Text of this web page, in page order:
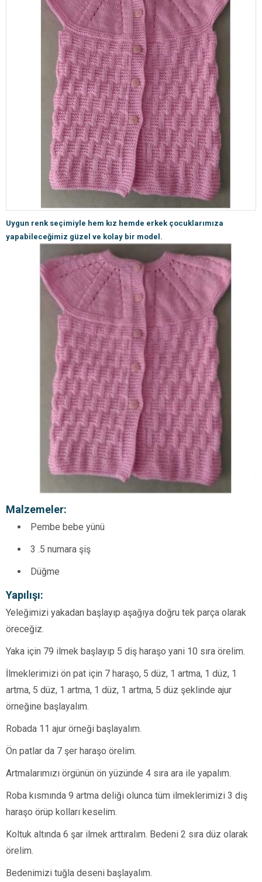
Uygun renk seçimiyle hem kız hemde erkek çocuklarımıza
yapabileceğimiz güzel ve kolay bir model.
Malzemeler:
Pembe bebe yünü
3 .5 numara şiş
Düğme
Yapılışı:
Yeleğimizi yakadan başlayıp aşağıya doğru tek parça olarak
öreceğiz.
Yaka için 79 ilmek başlayıp 5 diş haraşo yani 10 sıra örelim.
İlmeklerimizi ön pat için 7 haraşo, 5 düz, 1 artma, 1 düz, 1
artma, 5 düz, 1 artma, 1 düz, 1 artma, 5 düz şeklinde ajur
örneğine başlayalım.
Robada 11 ajur örneği başlayalım.
Ön patlar da 7 şer haraşo örelim.
Artmalarımızı örgünün ön yüzünde 4 sıra ara ile yapalım.
Roba kısmında 9 artma deliği olunca tüm ilmeklerimizi 3 diş
haraşo örüp kolları keselim.
Koltuk altında 6 şar ilmek arttıralım. Bedeni 2 sıra düz olarak
örelim.
Bedenimizi tuğla deseni başlayalım.